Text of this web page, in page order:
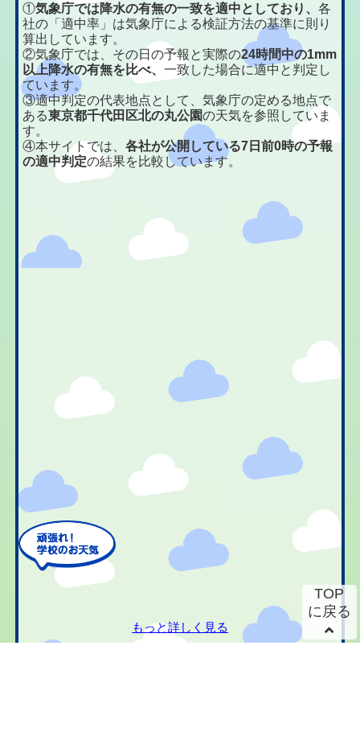
①気象庁では降水の有無の一致を適中としており、各
社の「適中率」は気象庁による検証方法の基準に則り
算出しています。
②気象庁では、その日の予報と実際の24時間中の1mm
以上降水の有無を比べ、一致した場合に適中と判定し
ています。
③適中判定の代表地点として、気象庁の定める地点で
ある東京都千代田区北の丸公園の天気を参照していま
す。
④本サイトでは、各社が公開している7日前0時の予報
の適中判定の結果を比較しています。
もっと詳しく見る
TOP
に戻る